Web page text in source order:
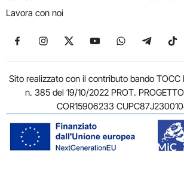
Lavora con noi
Seguici su Facebook
Seguici su Instagram
Seguici su X
Seguici su YouTube
Seguici su
Seguici
Sito realizzato con il contributo bando
n. 385 del 19/10/2022 PROT.
COR15906233